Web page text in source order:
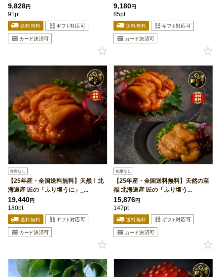
9,828円
91pt
9,180円
85pt
在庫なし
【25年産・全国送料無料】天然！北
海道産 匠の「ふり塩うに」_...
19,440円
180pt
在庫なし
【25年産・全国送料無料】天然の至
福 北海道産 匠の「ふり塩う...
15,876円
147pt